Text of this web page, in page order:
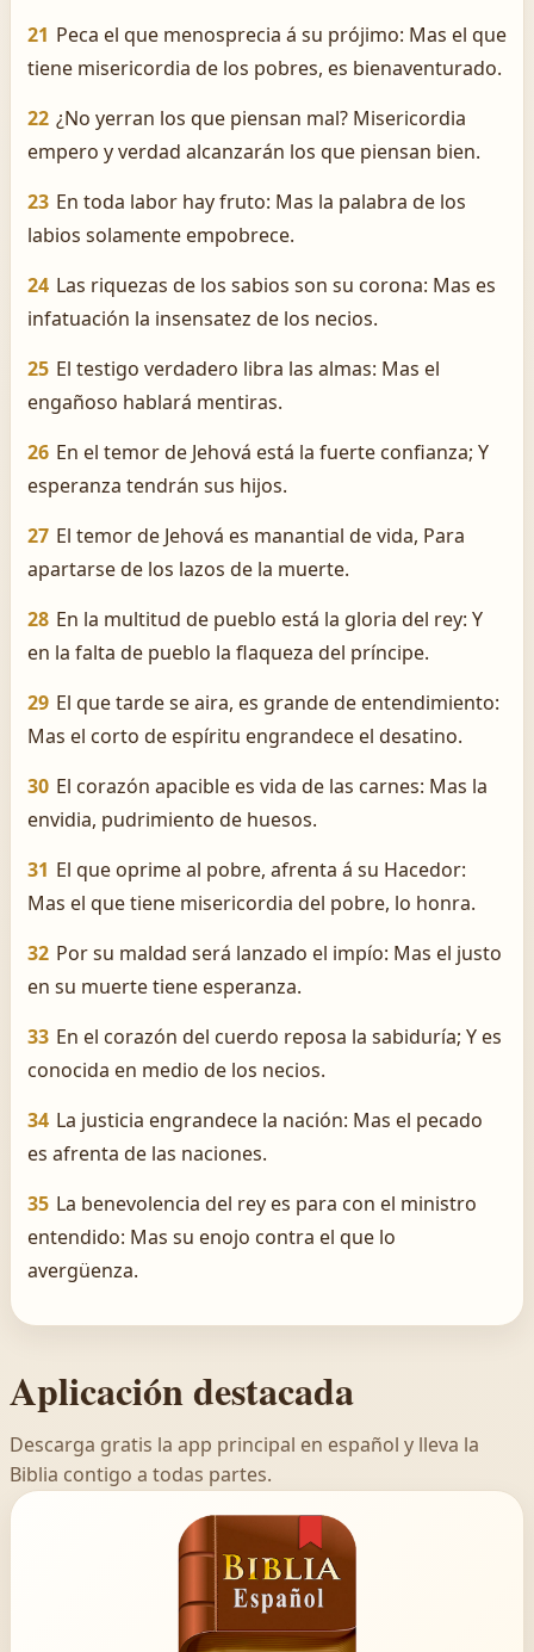
21 Peca el que menosprecia á su prójimo: Mas el que
tiene misericordia de los pobres, es bienaventurado.
22 ¿No yerran los que piensan mal? Misericordia
empero y verdad alcanzarán los que piensan bien.
23 En toda labor hay fruto: Mas la palabra de los
labios solamente empobrece.
24 Las riquezas de los sabios son su corona: Mas es
infatuación la insensatez de los necios.
25 El testigo verdadero libra las almas: Mas el
engañoso hablará mentiras.
26 En el temor de Jehová está la fuerte confianza; Y
esperanza tendrán sus hijos.
27 El temor de Jehová es manantial de vida, Para
apartarse de los lazos de la muerte.
28 En la multitud de pueblo está la gloria del rey: Y
en la falta de pueblo la flaqueza del príncipe.
29 El que tarde se aira, es grande de entendimiento:
Mas el corto de espíritu engrandece el desatino.
30 El corazón apacible es vida de las carnes: Mas la
envidia, pudrimiento de huesos.
31 El que oprime al pobre, afrenta á su Hacedor:
Mas el que tiene misericordia del pobre, lo honra.
32 Por su maldad será lanzado el impío: Mas el justo
en su muerte tiene esperanza.
33 En el corazón del cuerdo reposa la sabiduría; Y es
conocida en medio de los necios.
34 La justicia engrandece la nación: Mas el pecado
es afrenta de las naciones.
35 La benevolencia del rey es para con el ministro
entendido: Mas su enojo contra el que lo
avergüenza.
Aplicación destacada
Descarga gratis la app principal en español y lleva la
Biblia contigo a todas partes.